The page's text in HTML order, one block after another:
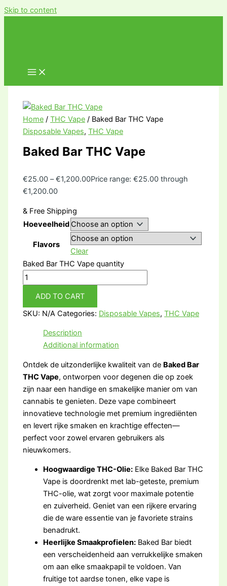
Skip to content
Home /THC Vape / Baked Bar THC Vape
Disposable Vapes,THC Vape
Baked Bar THC Vape
€25.00 – €1,200.00Price range: €25.00 through
€1,200.00
& Free Shipping
Hoeveelheid
Flavors
Clear
Baked Bar THC Vape quantity
ADD TO CART
SKU: N/A Categories: Disposable Vapes,THC Vape
Description
Additional information
Ontdek de uitzonderlijke kwaliteit van de Baked Bar
THC Vape, ontworpen voor degenen die op zoek
zijn naar een handige en smakelijke manier om van
cannabis te genieten. Deze vape combineert
innovatieve technologie met premium ingrediënten
en levert rijke smaken en krachtige effecten—
perfect voor zowel ervaren gebruikers als
nieuwkomers.
Hoogwaardige THC-Olie: Elke Baked Bar THC
Vape is doordrenkt met lab-geteste, premium
THC-olie, wat zorgt voor maximale potentie
en zuiverheid. Geniet van een rijkere ervaring
die de ware essentie van je favoriete strains
benadrukt.
Heerlijke Smaakprofielen: Baked Bar biedt
een verscheidenheid aan verrukkelijke smaken
om aan elke smaakpapil te voldoen. Van
fruitige tot aardse tonen, elke vape is